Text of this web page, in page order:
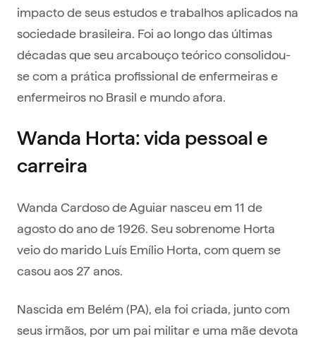
impacto de seus estudos e trabalhos aplicados na
sociedade brasileira. Foi ao longo das últimas
décadas que seu arcabouço teórico consolidou-
se com a prática profissional de enfermeiras e
enfermeiros no Brasil e mundo afora.
Wanda Horta: vida pessoal e
carreira
Wanda Cardoso de Aguiar nasceu em 11 de
agosto do ano de 1926. Seu sobrenome Horta
veio do marido Luís Emílio Horta, com quem se
casou aos 27 anos.
Nascida em Belém (PA), ela foi criada, junto com
seus irmãos, por um pai militar e uma mãe devota